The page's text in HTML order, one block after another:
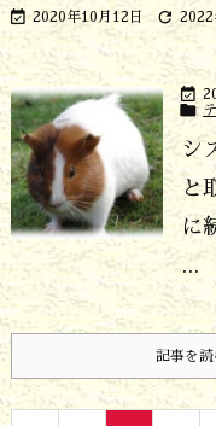
 2020年10月12日  2022


シ
と
に
...
記事を読